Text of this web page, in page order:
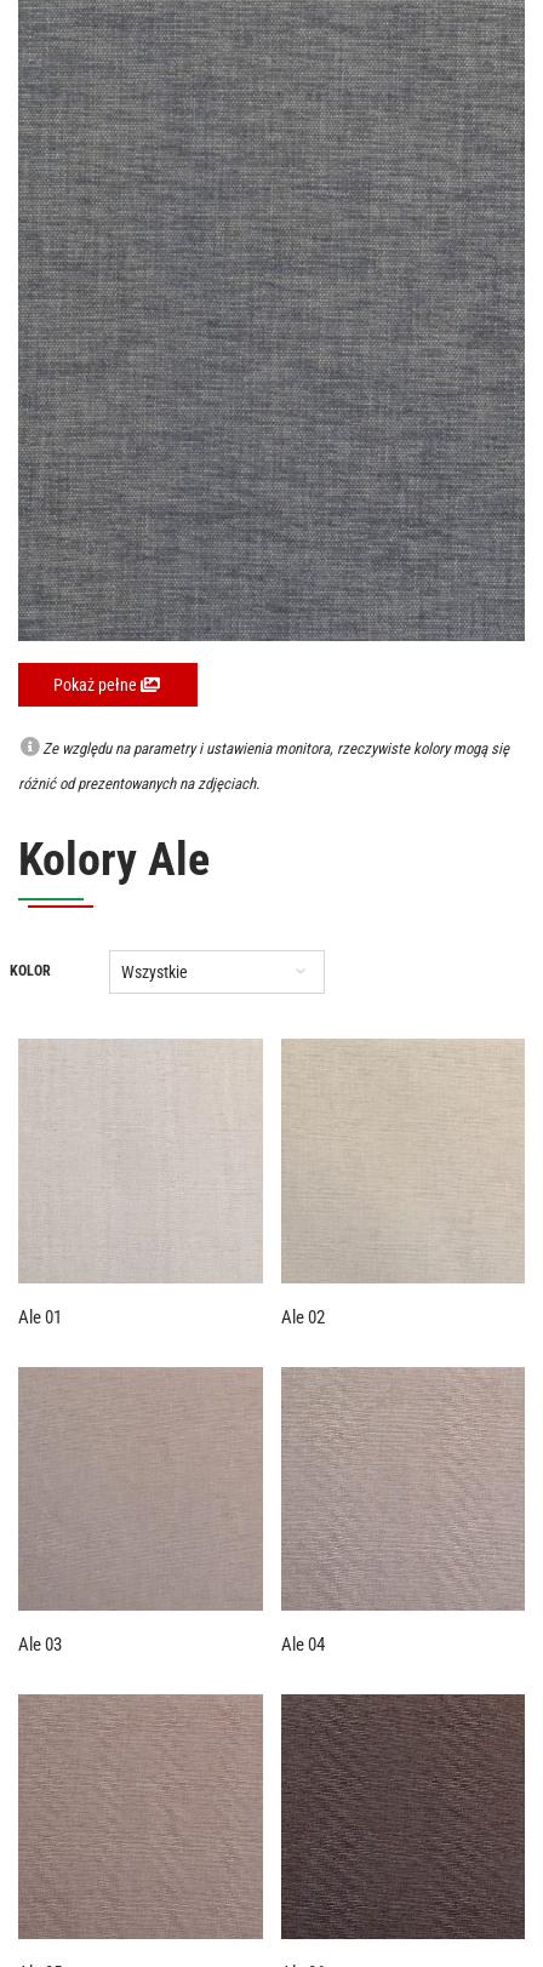
Pokaż pełne
Ze względu na parametry i ustawienia monitora, rzeczywiste kolory mogą się
różnić od prezentowanych na zdjęciach.
Kolory Ale
KOLOR Wszystkie
Ale 01 Ale 02
Ale 03 Ale 04